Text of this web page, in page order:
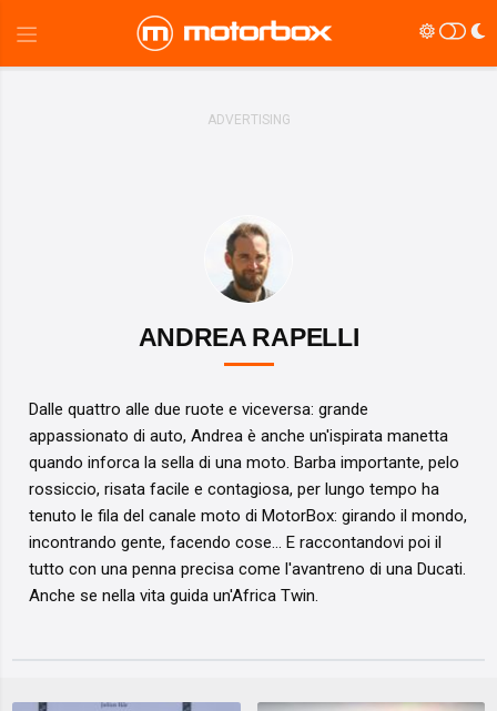
ANDREA RAPELLI
Dalle quattro alle due ruote e viceversa: grande
appassionato di auto, Andrea è anche un'ispirata manetta
quando inforca la sella di una moto. Barba importante, pelo
rossiccio, risata facile e contagiosa, per lungo tempo ha
tenuto le fila del canale moto di MotorBox: girando il mondo,
incontrando gente, facendo cose... E raccontandovi poi il
tutto con una penna precisa come l'avantreno di una Ducati.
Anche se nella vita guida un'Africa Twin.